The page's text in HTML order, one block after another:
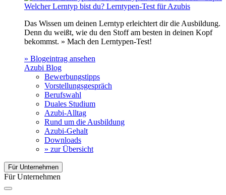
Welcher Lerntyp bist du? Lerntypen-Test für Azubis
Das Wissen um deinen Lerntyp erleichtert dir die Ausbildung.
Denn du weißt, wie du den Stoff am besten in deinen Kopf
bekommst. » Mach den Lerntypen-Test!
» Blogeintrag ansehen
Azubi Blog
Bewerbungstipps
Vorstellungsgespräch
Berufswahl
Duales Studium
Azubi-Alltag
Rund um die Ausbildung
Azubi-Gehalt
Downloads
» zur Übersicht
Für Unternehmen
Für Unternehmen